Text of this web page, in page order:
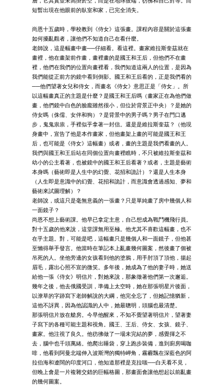
短暫出現在他眼前的臥室和家，已完全消失。
尚恩十五歲時，學校教到《侍女》這張畫。課程內容是關於這張畫
如何擾亂觀者，讓他們不知道自己在看什麼。
老師說，這是幅畫中畫──仔細看。看這裡。畫家維拉斯奎茲就在
畫裡，他在畫架前作畫，畫裡畫的是國王和王后，但他們不在畫
裡，他們在我們的位置向畫裡看，我們知道這兩人的位置，是因為
我們能從正前方的鏡中看到倒影。國王和王后看的，正是我們看的
──他們望著女兒和侍女，而畫名《侍女》意思正是「侍女」。所
以這幅畫真正的主題是什麼？是國王和王后嗎（畫家正在為他們做
畫，他們鏡中白色的臉龐雖然很小，但位於背景正中央）？是她的
侍女嗎（侏儒、女伴和狗）？是背景中的男子嗎？男子在門口邁
步，鬼鬼祟祟，手裡似乎拿著一封信。還是是維拉斯奎茲？（他現
身畫中，宣告了他是本作畫家，但他畫架上畫的可能是國王和王
后，也可能是《侍女》這幅畫）或者，畫的主題是我們看畫的人。
我們與國王和王后站在同個位置向畫裡瞧時，不只被維拉斯奎茲和
幼小的公主看著，也被鏡中的國王和王后看著？或者，主題是藝術
本身嗎（藝術即是人生中的幻覺、花招和詭計）？還是人生本身
（人生即是意識中的幻覺、花招和詭計，而意識會透過感知、夢和
藝術來試圖理解）？
老師說，或這只是毫無意義的一張畫？只是單純畫了房中幾個人和
一面鏡子？
尚恩不想上藝術課。他早已拿定主意，自己想成為戰鬥機飛行員。
對十五歲的他來說，這堂課無用至極。他尤其不喜歡這幅畫，也不
在乎主題。對，可能是吧，這幅畫只是幾個人和一面鏡子，但他甚
至懶得舉手發言。他當時在筆記本上亂畫幾何圖案，然後畫了個被
吊死的人。坐他旁邊的女孩看到他的塗鴉，用手肘頂了頂他，揚起
眉毛，露出心照不宣的微笑。多年後，她成為了他的妻子時，她送
給他一張《侍女》明信片，對她來說，那象徵著他們第一次邂逅。
幾年之後，他去俄國受訓，準備上太空時，她在那張明星片後面，
以潦草的字跡寫下老師解說的大綱，他完全忘了，但她記憶猶新，
這他不訝異，因為他認識的人中，她最聰明，頭腦也最清楚。
那張明信片放在艙房。今早他醒來，不知不覺望著明信片，望著妻
子寫下的各種可能主題和視角。國王、王后、侍女、女孩、鏡子、
畫家。他注視了良久。他彷彿做了一場未完結的夢，感覺揮之不
去，腦中也千頭萬緒。他爬出睡袋，穿上跑步裝備，進到廚房喝咖
啡，他看到阿曼北端伸入波斯灣的獨特岬角，霧霾飄在深藍色的阿
拉伯海和遼闊的印度河口，他知道那裡是克拉嗤──白天看不見，
但晚上會是一片複雜交錯的巨幅格圖，那畫面會讓他想起以前亂畫
的幾何圖案。